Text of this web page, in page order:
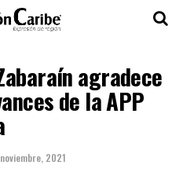
agradece
de la APP
2021